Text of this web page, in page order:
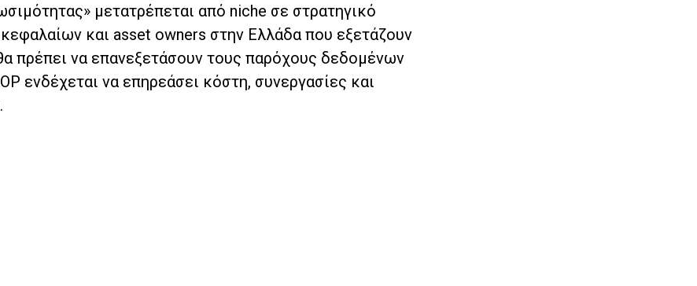
μετατρέπεται από niche σε στρατηγικό
κεφαλαίων και asset owners στην Ελλάδα που εξετάζουν
πρέπει να επανεξετάσουν τους παρόχους δεδομένων
ενδέχεται να επηρεάσει κόστη, συνεργασίες και